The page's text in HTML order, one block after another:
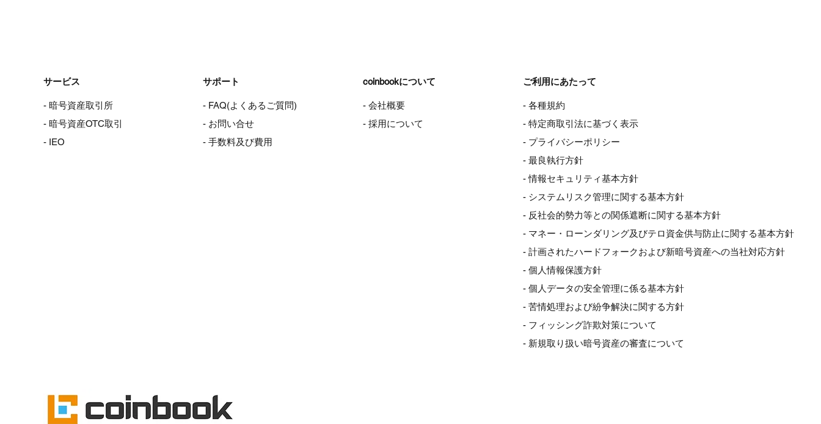
coinbookについて
- 会社概要
- 採用について
サポート
- FAQ(よくあるご質問)
- お問い合せ
- 手数料及び費用
サービス
- 暗号資産取引所
- 暗号資産OTC取引
- IEO
ご利用にあたって
- 各種規約
- 特定商取引法に基づく表示
- プライバシーポリシー
- 最良執行方針
- 情報セキュリティ基本方針
- システムリスク管理に関する基本方針
- 反社会的勢力等との関係遮断に関する基本方針
- マネー・ローンダリング及びテロ資金供与防止に関する基本方針
- 計画されたハードフォークおよび新暗号資産への当社対応方針
- 個人情報保護方針
- 個人データの安全管理に係る基本方針
- 苦情処理および紛争解決に関する方針
- フィッシング詐欺対策について
- 新規取り扱い暗号資産の審査について